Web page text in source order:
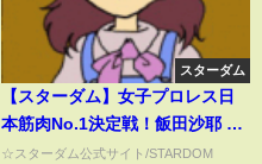
スターダム
【スターダム】女子プロレス日
本筋肉No.1決定戦！飯田沙耶 vs
ちゃんよたの筋肉三番勝負、2本
☆スターダム公式サイト/STARDOM